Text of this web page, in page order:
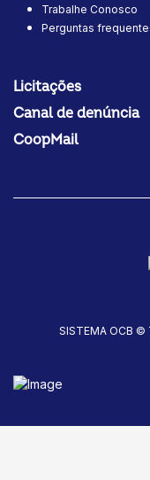
Trabalhe Conosco
Perguntas
Licitações
Canal de denúncia
CoopMail
SISTEMA OCB ©